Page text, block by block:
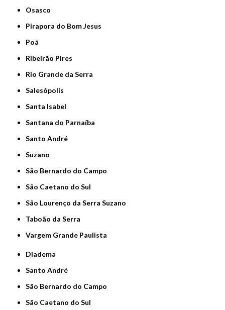
Osasco
Pirapora do Bom Jesus
Poá
Ribeirão Pires
Rio Grande da Serra
Salesópolis
Santa Isabel
Santana do Parnaíba
Santo André
Suzano
São Bernardo do Campo
São Caetano do Sul
São Lourenço da Serra Suzano
Taboão da Serra
Vargem Grande Paulista
Diadema
Santo André
São Bernardo do Campo
São Caetano do Sul